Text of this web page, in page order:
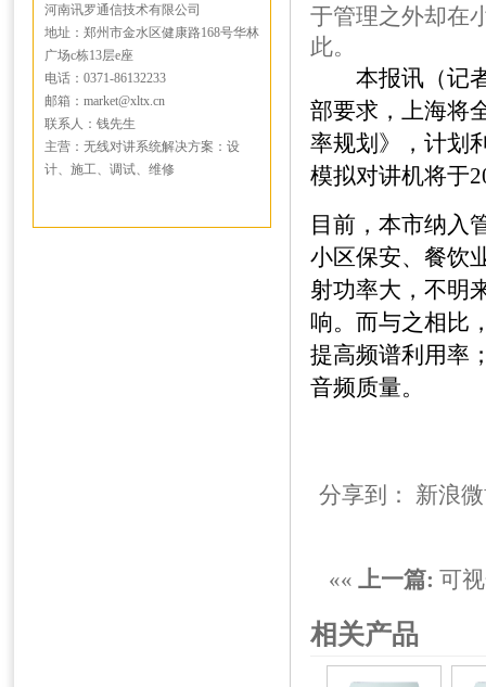
河南讯罗通信技术有限公司
地址：郑州市金水区健康路168号华林
广场c栋13层e座
电话：0371-86132233
邮箱：market@xltx.cn
联系人：钱先生
主营：无线对讲系统解决方案：设
计、施工、调试、维修
于管理之外却在
此。
本报讯（记者
部要求，上海将
率规划》，计划
模拟对讲机将于
目前，本市纳入
小区保安、餐饮
射功率大，不明
响。而与之相比
提高频谱利用率
音频质量。
分享到： 新浪
«« 上一篇: 可
相关产品